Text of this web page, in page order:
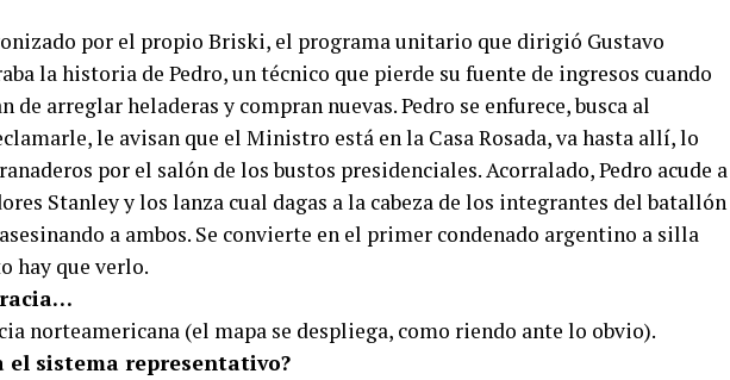
por el propio Briski, el programa unitario que dirigió Gustavo
la historia de Pedro, un técnico que pierde su fuente de ingresos cuando
de arreglar heladeras y compran nuevas. Pedro se enfurece, busca al
le avisan que el Ministro está en la Casa Rosada, va hasta allí, lo
por el salón de los bustos presidenciales. Acorralado, Pedro acude a
Stanley y los lanza cual dagas a la cabeza de los integrantes del batallón
a ambos. Se convierte en el primer condenado argentino a silla
hay que verlo.
norteamericana (el mapa se despliega, como riendo ante lo obvio).
el sistema representativo?